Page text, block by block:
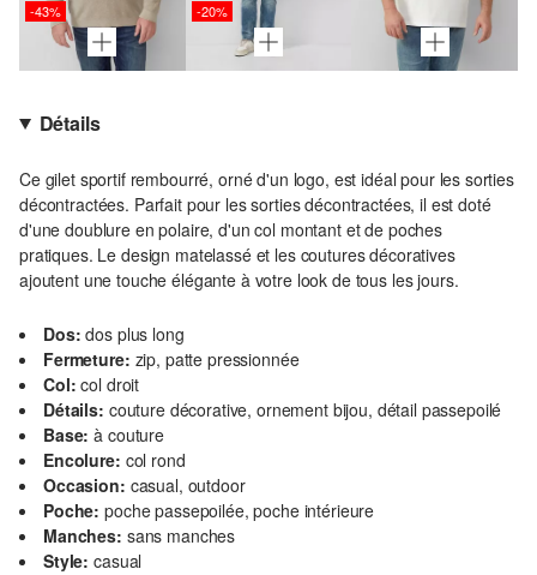
-43% -20%
Détails
Ce gilet sportif rembourré, orné d'un logo, est idéal pour les sorties
décontractées. Parfait pour les sorties décontractées, il est doté
d'une doublure en polaire, d'un col montant et de poches
pratiques. Le design matelassé et les coutures décoratives
ajoutent une touche élégante à votre look de tous les jours.
Dos: dos plus long
Fermeture: zip, patte pressionnée
Col: col droit
Détails: couture décorative, ornement bijou, détail passepoilé
Base: à couture
Encolure: col rond
Occasion: casual, outdoor
Poche: poche passepoilée, poche intérieure
Manches: sans manches
Style: casual